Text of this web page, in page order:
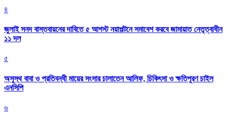
৪
জুলাই সনদ বাস্তবায়নের দাবিতে ৫ আগস্ট নয়াপল্টনে সমাবেশ করবে জামায়াত নেতৃত্বাধীন
১১ দল
৫
অসুস্থ বাবা ও প্রতিবন্ধী মায়ের সংসার চালাতেন আলিফ, চিকিৎসা ও ক্ষতিপূরণ চাইল
এনসিপি
৬